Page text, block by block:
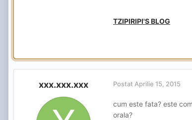
TZIPIRIPI'S BLOG
xxx.xxx.xxx Postat Aprilie 15, 2015
cum este fata? este
orala?